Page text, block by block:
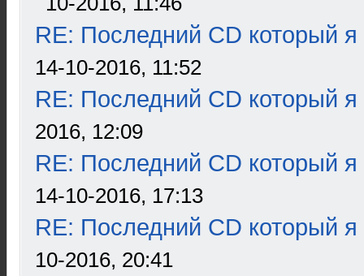
RE: Последний CD который я
14-10-2016, 11:52
RE: Последний CD который я
2016, 12:09
RE: Последний CD который я
14-10-2016, 17:13
RE: Последний CD который я
10-2016, 20:41